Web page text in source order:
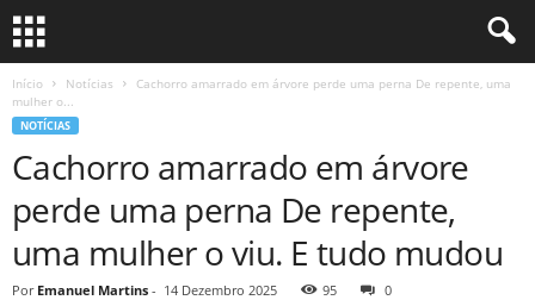
Início Notícias
Cachorro amarrado em árvore perde uma perna De repente, uma
mulher o...
NOTÍCIAS
Cachorro amarrado em árvore
perde uma perna De repente,
uma mulher o viu. E tudo mudou
Por Emanuel Martins - 14 Dezembro 2025 95 0